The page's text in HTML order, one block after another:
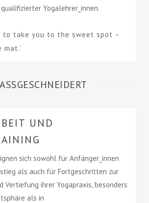
Yogalehrer_innen.
to take you to the sweet spot –
UND
sich sowohl für Anfänger_innen
als auch für Fortgeschritten zur
Vertiefung ihrer Yogapraxis, besonders
als in